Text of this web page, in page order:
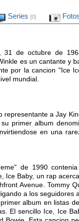
Series [0]
31 de octubre de
es un cantante y
por la cancion "Ice
mundial.
representante a Jay
primer album
en una
de 1990
Ice Baby, un rap
Avenue. Tommy
a los seguidores
album en listas
El sencillo Ice, Ice